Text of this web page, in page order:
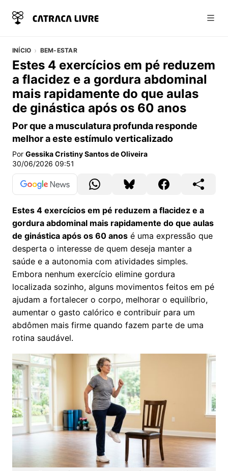
INÍCIO BEM-ESTAR
Estes 4 exercícios em pé reduzem
a flacidez e a gordura abdominal
mais rapidamente do que aulas
de ginástica após os 60 anos
Por que a musculatura profunda responde
melhor a este estímulo verticalizado
Por Gessika Cristiny Santos de Oliveira
30/06/2026 09:51
Estes 4 exercícios em pé reduzem a flacidez e a
gordura abdominal mais rapidamente do que aulas
de ginástica após os 60 anos é uma expressão que
desperta o interesse de quem deseja manter a
saúde e a autonomia com atividades simples.
Embora nenhum exercício elimine gordura
localizada sozinho, alguns movimentos feitos em pé
ajudam a fortalecer o corpo, melhorar o equilíbrio,
aumentar o gasto calórico e contribuir para um
abdômen mais firme quando fazem parte de uma
rotina saudável.